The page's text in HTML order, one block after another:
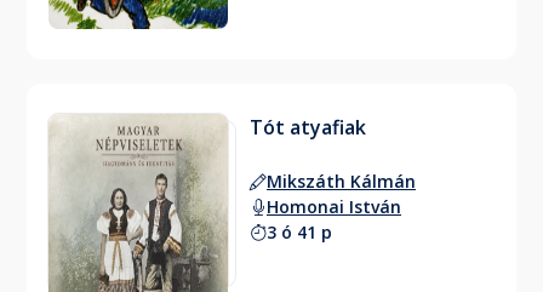
Tót atyafiak
Mikszáth Kálmán
Homonai István
3 ó 41 p